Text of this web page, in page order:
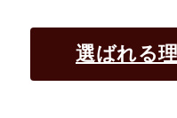
選ばれる